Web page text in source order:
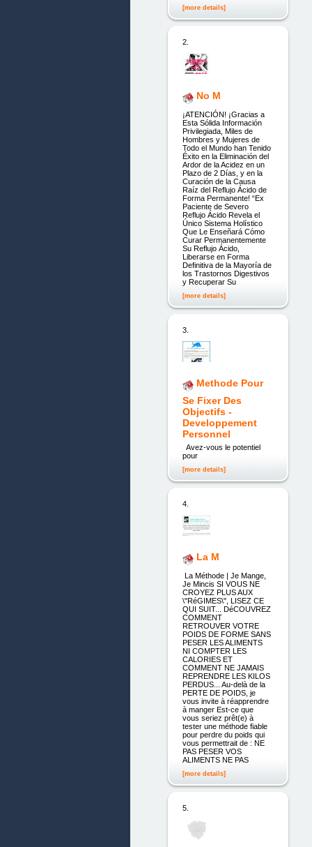
[more details]
2.
No M
¡ATENCIÓN! ¡Gracias a
Esta Sólida Información
Privilegiada, Miles de
Hombres y Mujeres de
Todo el Mundo han Tenido
Éxito en la Eliminación del
Ardor de la Acidez en un
Plazo de 2 Días, y en la
Curación de la Causa
Raíz del Reflujo Ácido de
Forma Permanente! “Ex
Paciente de Severo
Reflujo Ácido Revela el
Único Sistema Holístico
Que Le Enseñará Cómo
Curar Permanentemente
Su Reflujo Ácido,
Liberarse en Forma
Definitiva de la Mayoría de
los Trastornos Digestivos
y Recuperar Su
[more details]
3.
Methode Pour
Se Fixer Des
Objectifs -
Developpement
Personnel
Avez-vous le potentiel
pour
[more details]
4.
La M
La Méthode | Je Mange,
Je Mincis SI VOUS NE
CROYEZ PLUS AUX
\"RéGIMES\", LISEZ CE
QUI SUIT... DéCOUVREZ
COMMENT
RETROUVER VOTRE
POIDS DE FORME SANS
PESER LES ALIMENTS
NI COMPTER LES
CALORIES ET
COMMENT NE JAMAIS
REPRENDRE LES KILOS
PERDUS... Au-delà de la
PERTE DE POIDS, je
vous invite à réapprendre
à manger Est-ce que
vous seriez prêt(e) à
tester une méthode fiable
pour perdre du poids qui
vous permettrait de : NE
PAS PESER VOS
ALIMENTS NE PAS
[more details]
5.